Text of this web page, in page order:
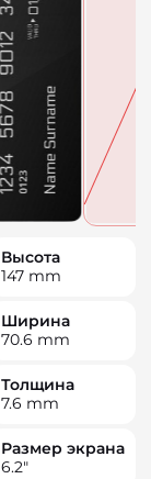
Высота
147 mm
Ширина
70.6 mm
Толщина
7.6 mm
Размер экрана
6.2"